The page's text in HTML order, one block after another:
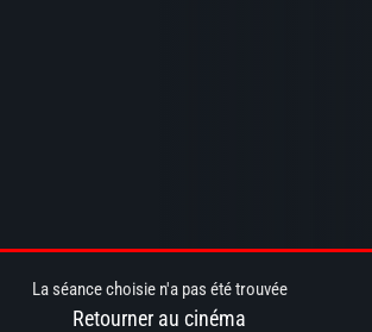
La séance choisie n'a pas été trouvée
Retourner au cinéma